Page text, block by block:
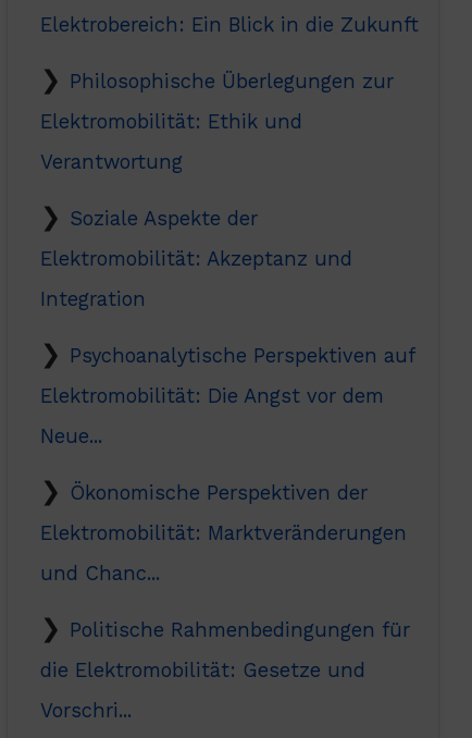
Elektrobereich: Ein Blick in die Zukunft
Philosophische Überlegungen zur
Elektromobilität: Ethik und
Verantwortung
Soziale Aspekte der
Elektromobilität: Akzeptanz und
Integration
Psychoanalytische Perspektiven auf
Elektromobilität: Die Angst vor dem
Neue...
Ökonomische Perspektiven der
Elektromobilität: Marktveränderungen
und Chanc...
Politische Rahmenbedingungen für
die Elektromobilität: Gesetze und
Vorschri...